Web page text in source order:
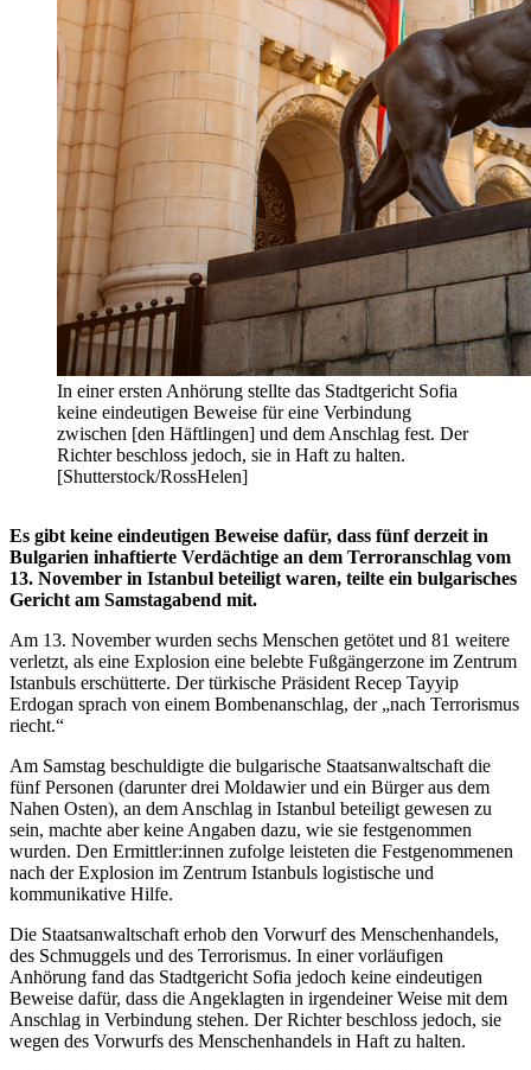
In einer ersten Anhörung stellte das Stadtgericht Sofia
keine eindeutigen Beweise für eine Verbindung
zwischen [den Häftlingen] und dem Anschlag fest. Der
Richter beschloss jedoch, sie in Haft zu halten.
[Shutterstock/RossHelen]
Es gibt keine eindeutigen Beweise dafür, dass fünf derzeit in
Bulgarien inhaftierte Verdächtige an dem Terroranschlag vom
13. November in Istanbul beteiligt waren, teilte ein bulgarisches
Gericht am Samstagabend mit.
Am 13. November wurden sechs Menschen getötet und 81 weitere
verletzt, als eine Explosion eine belebte Fußgängerzone im Zentrum
Istanbuls erschütterte. Der türkische Präsident Recep Tayyip
Erdogan sprach von einem Bombenanschlag, der „nach Terrorismus
riecht.“
Am Samstag beschuldigte die bulgarische Staatsanwaltschaft die
fünf Personen (darunter drei Moldawier und ein Bürger aus dem
Nahen Osten), an dem Anschlag in Istanbul beteiligt gewesen zu
sein, machte aber keine Angaben dazu, wie sie festgenommen
wurden. Den Ermittler:innen zufolge leisteten die Festgenommenen
nach der Explosion im Zentrum Istanbuls logistische und
kommunikative Hilfe.
Die Staatsanwaltschaft erhob den Vorwurf des Menschenhandels,
des Schmuggels und des Terrorismus. In einer vorläufigen
Anhörung fand das Stadtgericht Sofia jedoch keine eindeutigen
Beweise dafür, dass die Angeklagten in irgendeiner Weise mit dem
Anschlag in Verbindung stehen. Der Richter beschloss jedoch, sie
wegen des Vorwurfs des Menschenhandels in Haft zu halten.